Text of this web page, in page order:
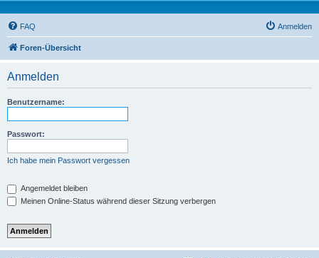
FAQ Anmelden
Foren-Übersicht
Anmelden
Benutzername:
Passwort:
Ich habe mein Passwort vergessen
Angemeldet bleiben
Meinen Online-Status während dieser Sitzung verbergen